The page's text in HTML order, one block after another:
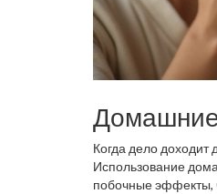
Домашние
Когда дело
Использование
побочные эффекты,